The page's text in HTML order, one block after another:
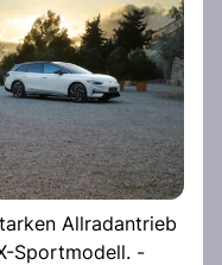
Allradantrieb
Sportmodell. -